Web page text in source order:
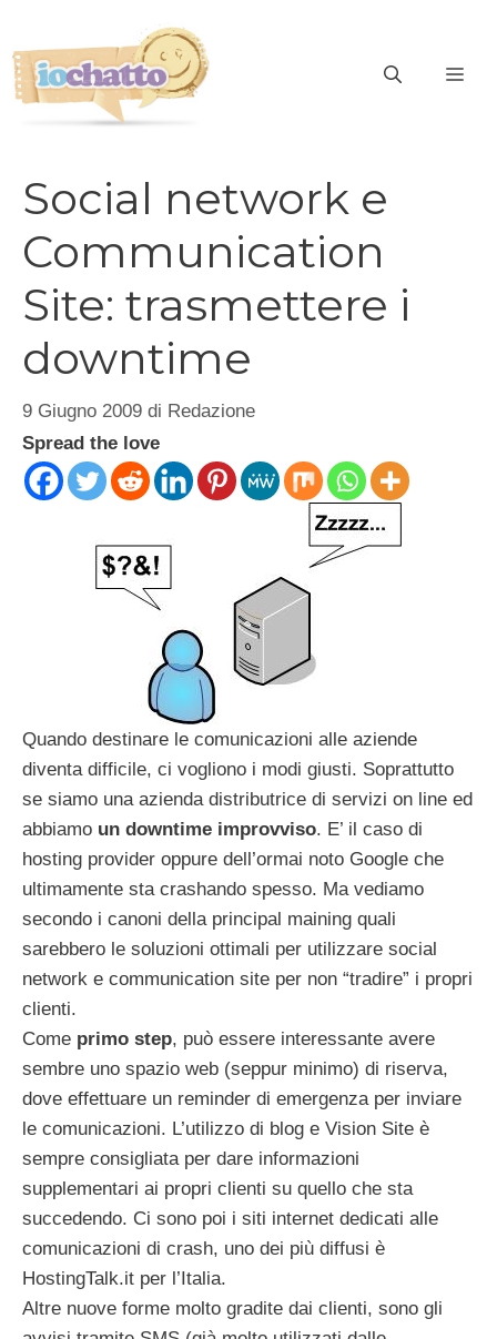
contenuto
Social network e
Communication
Site: trasmettere i
downtime
9 Giugno 2009 di Redazione
Spread the love
Quando destinare le comunicazioni alle aziende
diventa difficile, ci vogliono i modi giusti. Soprattutto
se siamo una azienda distributrice di servizi on line ed
abbiamo un downtime improvviso. E’ il caso di
hosting provider oppure dell’ormai noto Google che
ultimamente sta crashando spesso. Ma vediamo
secondo i canoni della principal maining quali
sarebbero le soluzioni ottimali per utilizzare social
network e communication site per non “tradire” i propri
clienti.
Come primo step, può essere interessante avere
sembre uno spazio web (seppur minimo) di riserva,
dove effettuare un reminder di emergenza per inviare
le comunicazioni. L’utilizzo di blog e Vision Site è
sempre consigliata per dare informazioni
supplementari ai propri clienti su quello che sta
succedendo. Ci sono poi i siti internet dedicati alle
comunicazioni di crash, uno dei più diffusi è
HostingTalk.it per l’Italia.
Altre nuove forme molto gradite dai clienti, sono gli